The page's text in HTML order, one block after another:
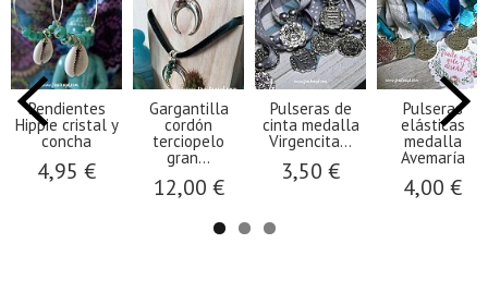
Pendientes
Hippie cristal y
concha
4,95 €
Gargantilla
cordón
terciopelo
gran...
12,00 €
Pulseras de
cinta medalla
Virgencita...
3,50 €
Pulseras
elásticas
medalla
Avemaría
4,00 €